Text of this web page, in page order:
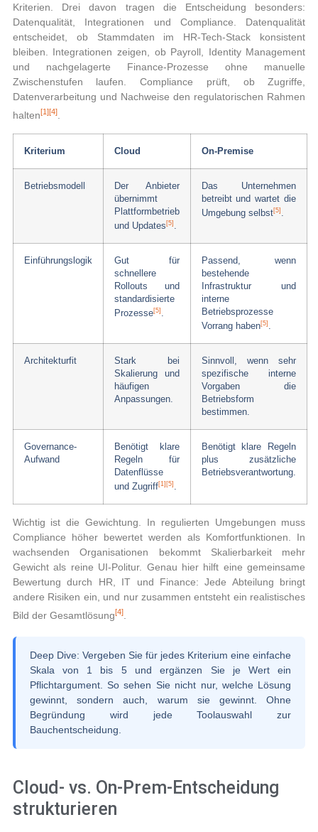
Kriterien. Drei davon tragen die Entscheidung besonders:
Datenqualität, Integrationen und Compliance. Datenqualität
entscheidet, ob Stammdaten im HR‑Tech‑Stack konsistent
bleiben. Integrationen zeigen, ob Payroll, Identity Management
und nachgelagerte Finance-Prozesse ohne manuelle
Zwischenstufen laufen. Compliance prüft, ob Zugriffe,
Datenverarbeitung und Nachweise den regulatorischen Rahmen
halten[1][4].
Kriterium Cloud On-Premise
Betriebsmodell
Der Anbieter
übernimmt
Plattformbetrieb
und Updates[5]
Das Unternehmen
betreibt und wartet die
Umgebung selbst[5]
Einführungslogik
Gut für
schnellere
Rollouts und
standardisierte
Prozesse[5]
Passend, wenn
bestehende
Infrastruktur und
interne
Betriebsprozesse
Vorrang haben[5]
Architekturfit
Stark bei
Skalierung und
häufigen
Anpassungen.
Sinnvoll, wenn sehr
spezifische interne
Vorgaben die
Betriebsform
bestimmen.
Governance-
Aufwand
Benötigt klare
Regeln für
Datenflüsse
und Zugriff[1][5]
Benötigt klare Regeln
plus zusätzliche
Betriebsverantwortung.
Wichtig ist die Gewichtung. In regulierten Umgebungen muss
Compliance höher bewertet werden als Komfortfunktionen. In
wachsenden Organisationen bekommt Skalierbarkeit mehr
Gewicht als reine UI-Politur. Genau hier hilft eine gemeinsame
Bewertung durch HR, IT und Finance: Jede Abteilung bringt
andere Risiken ein, und nur zusammen entsteht ein realistisches
Bild der Gesamtlösung[4].
Deep Dive: Vergeben Sie für jedes Kriterium eine einfache
Skala von 1 bis 5 und ergänzen Sie je Wert ein
Pflichtargument. So sehen Sie nicht nur, welche Lösung
gewinnt, sondern auch, warum sie gewinnt. Ohne
Begründung wird jede Toolauswahl zur
Bauchentscheidung.
Cloud- vs. On-Prem-Entscheidung
strukturieren